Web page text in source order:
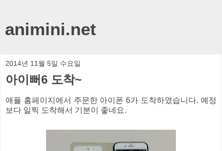
animini.net
2014년 11월 5일 수요일
아이뻐6 도착~
애플 홈페이지에서 주문한 아이폰 6가 도착하였습니다. 예정
보다 일찍 도착해서 기분이 좋네요.